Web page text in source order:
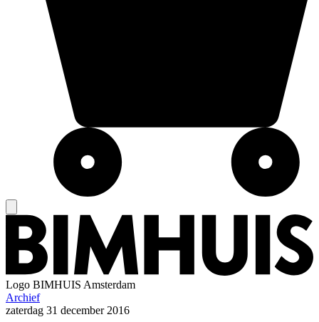
Logo BIMHUIS Amsterdam
Archief
zaterdag 31 december 2016